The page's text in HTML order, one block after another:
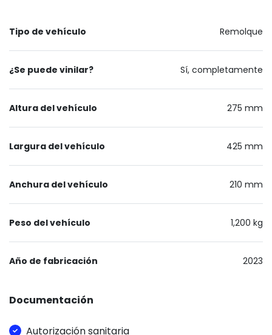
Tipo de vehículo Remolque
¿Se puede vinilar? Sí, completamente
Altura del vehículo 275 mm
Largura del vehículo 425 mm
Anchura del vehículo 210 mm
Peso del vehículo 1,200 kg
Año de fabricación 2023
Documentación
Autorización sanitaria